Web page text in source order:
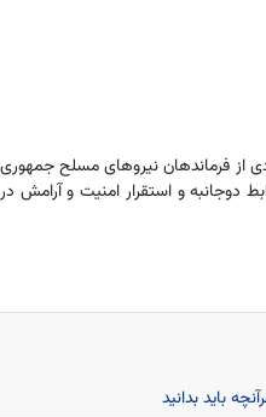
فرماندهان نیروهاى مسلح
دوجانبه و استقرار امنیت و
باید بدانید